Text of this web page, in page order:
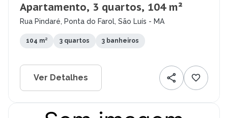
Apartamento, 3 quartos, 104 m²
Rua Pindaré, Ponta do Farol, São Luís - MA
104 m² 3 quartos 3 banheiros
Ver Detalhes